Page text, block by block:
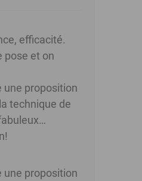
efficacité.
pose et on
une proposition
technique de
une proposition